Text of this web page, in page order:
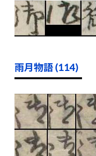
雨月物語 (114)